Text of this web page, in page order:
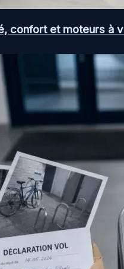
confort et moteurs à